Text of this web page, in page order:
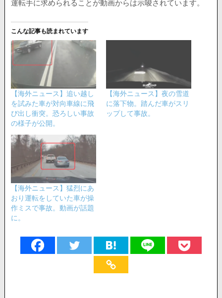
運転手に求められることが動画からは示唆されています。
こんな記事も読まれています
【海外ニュース】追い越し
を試みた車が対向車線に飛
び出し衝突。恐ろしい事故
の様子が公開。
【海外ニュース】夜の雪道
に落下物。踏んだ車がスリ
ップして事故。
【海外ニュース】猛烈にあ
おり運転をしていた車が操
作ミスで事故。動画が話題
に。